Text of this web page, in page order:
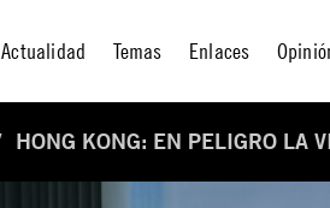
Actualidad Temas Enlaces
HONG KONG: EN PELIGRO LA